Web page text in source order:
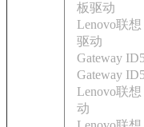
板驱动
Lenovo联
驱动
Gateway
Gateway
Lenovo联
动